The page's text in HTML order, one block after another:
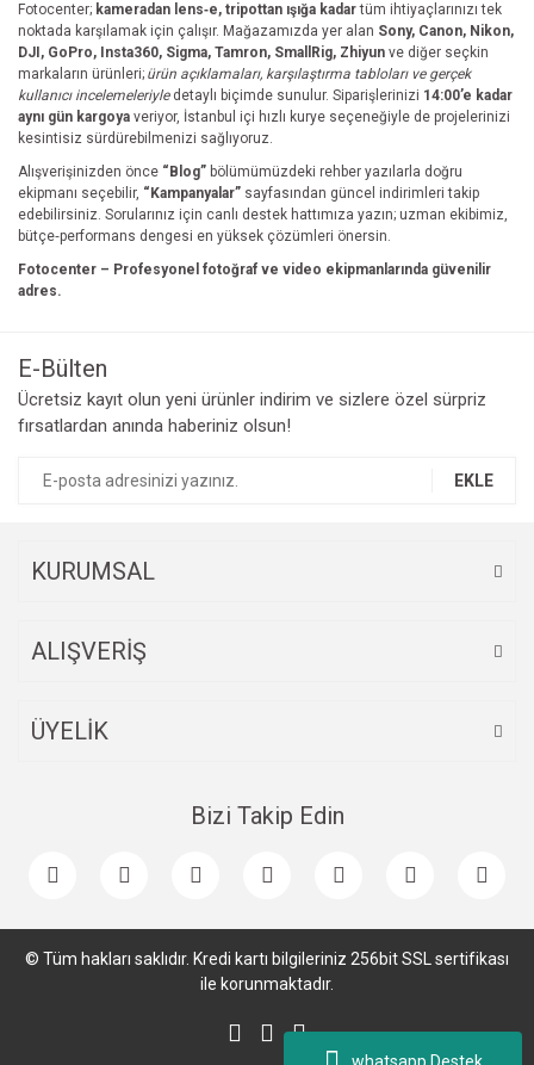
whatsapp Destek
Fotocenter; kameradan lens‑e, tripottan ışığa kadartüm ihtiyaçlarınızı tek
noktada karşılamak için çalışır. Mağazamızda yer alan Sony, Canon, Nikon,
DJI, GoPro, Insta360, Sigma, Tamron, SmallRig, Zhiyun ve diğer seçkin
markaların ürünleri; ürün açıklamaları, karşılaştırma tabloları ve gerçek
kullanıcı incelemeleriyledetaylı biçimde sunulur. Siparişlerinizi 14:00’e kadar
aynı gün kargoya veriyor, İstanbul içi hızlı kurye seçeneğiyle de projelerinizi
kesintisiz sürdürebilmenizi sağlıyoruz.
Alışverişinizden önce “Blog” bölümümüzdeki rehber yazılarla doğru
ekipmanı seçebilir, “Kampanyalar” sayfasından güncel indirimleri takip
edebilirsiniz. Sorularınız için canlı destek hattımıza yazın; uzman ekibimiz,
bütçe‑performans dengesi en yüksek çözümleri önersin.
Fotocenter – Profesyonel fotoğraf ve video ekipmanlarında güvenilir
adres.
E-Bülten
Ücretsiz kayıt olun yeni ürünler indirim ve sizlere özel sürpriz
fırsatlardan anında haberiniz olsun!
EKLE
KURUMSAL
ALIŞVERİŞ
ÜYELİK
Bizi Takip Edin
© Tüm hakları saklıdır. Kredi kartı bilgileriniz 256bit SSL sertifikası
ile korunmaktadır.